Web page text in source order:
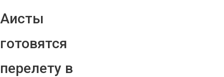
Аисты
готовятся
перелету в